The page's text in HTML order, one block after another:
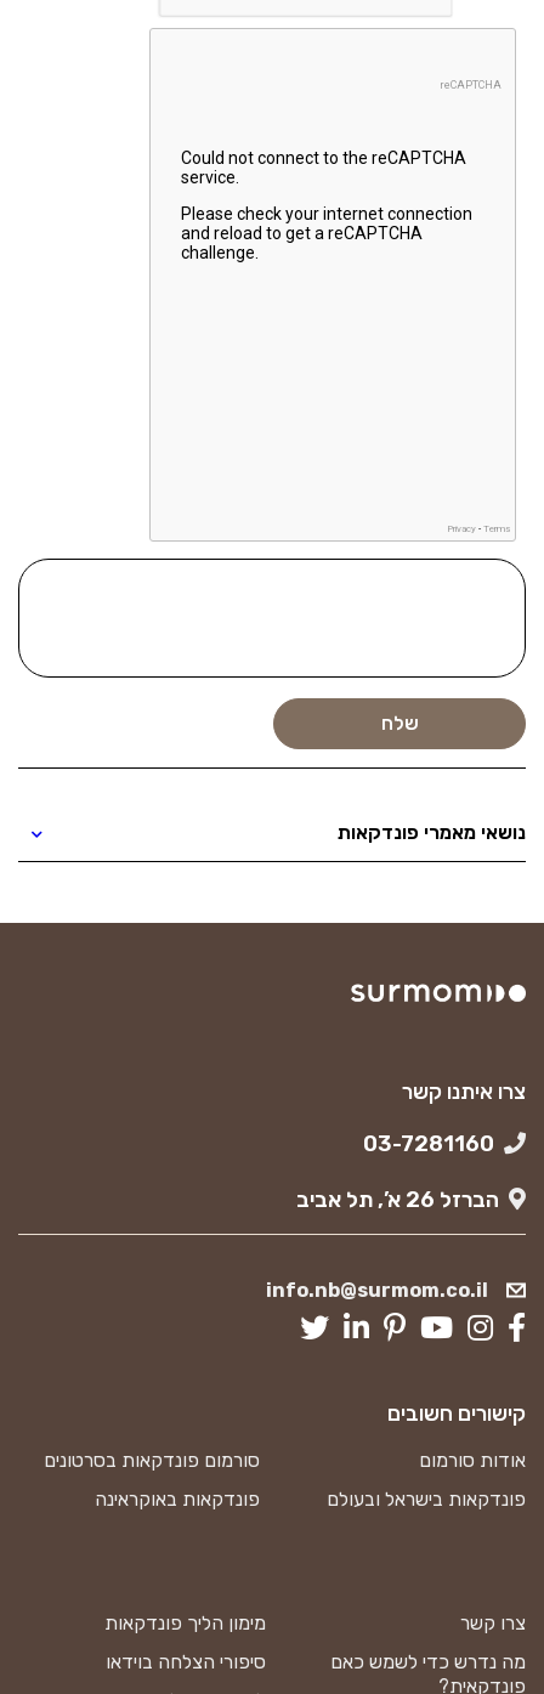
נושאי מאמרי פונדקאות
צרו איתנו קשר
הברזל 26 א’, תל אביב
info.nb@surmom.co.il
צרו קשר
מה נדרש כדי לשמש כאם
פונדקאית?
מימון הליך פונדקאות
סיפורי הצלחה בוידאו
קישורים חשובים
אודות סורמום
סורמום פונדקאות בסרטונים
פונדקאות בישראל ובעולם
פונדקאות באוקראינה